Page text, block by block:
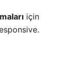
için